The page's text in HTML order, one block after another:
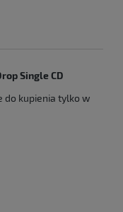
Single CD
do kupienia tylko w